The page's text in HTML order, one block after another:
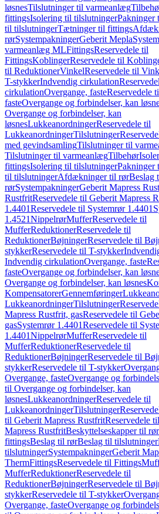
løsnesTilslutninger til varmeanlæg
fittingsIsolering til tilslutningerPakninger
til tilslutningerTætninger til fittings
rørSystempakningerGeberit Mepla
varmeanlæg MLFittingsReservedele til
FittingsKoblingerReservedele til
til ReduktionerVinkelReservedele til
T-stykkerIndvendig cirkulation
cirkulationOvergange, fasteReservedele
fasteOvergange og forbindelser, kan
Overgange og forbindelser, kan
løsnesLukkeanordningerReservedele til
LukkeanordningerTilslutninger
med gevindsamlingTilslutninger til
Tilslutninger til varmeanlægTilbehør
fittingsIsolering til tilslutningerPakninger
til tilslutningerAfdækninger til rørBeslag
rørSystempakningerGeberit Mapress
RustfritReservedele til Geberit Mapress
1.4401Reservedele til Systemrør 1.4401
1.4521NippelrørMufferReservedele til
MufferReduktionerReservedele til
ReduktionerBøjningerReservedele til
stykkerReservedele til T-stykker
Indvendig cirkulationOvergange, faste
fasteOvergange og forbindelser, kan
Overgange og forbindelser, kan løsnes
KompensatorerGennemføringer
LukkeanordningerTilslutninger
Mapress Rustfrit, gasReservedele til
gasSystemrør 1.4401Reservedele til
1.4401NippelrørMufferReservedele til
MufferReduktionerReservedele til
ReduktionerBøjningerReservedele til
stykkerReservedele til T-stykker
Overgange, fasteOvergange og
til Overgange og forbindelser, kan
løsnesLukkeanordningerReservedele til
LukkeanordningerTilslutninger
til Geberit Mapress RustfritReservedele
Mapress RustfritBeskyttelseskapper til
fittingsBeslag til rørBeslag til tilslutninger
tilslutningerSystempakningerGeberit
ThermFittingsReservedele til Fittings
MufferReduktionerReservedele til
ReduktionerBøjningerReservedele til
stykkerReservedele til T-stykker
Overgange, fasteOvergange og